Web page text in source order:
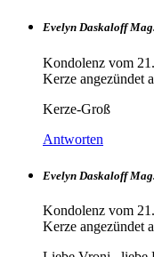
Evelyn Daskaloff Mag.
Kondolenz vom
Kerze angezündet
Kerze-Groß
Antworten
Evelyn Daskaloff Mag.
Kondolenz vom
Kerze angezündet